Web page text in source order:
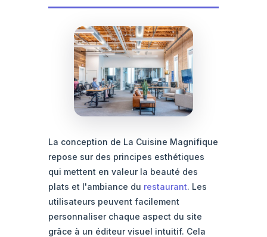
La conception de La Cuisine Magnifique
repose sur des principes esthétiques
qui mettent en valeur la beauté des
plats et l'ambiance du restaurant. Les
utilisateurs peuvent facilement
personnaliser chaque aspect du site
grâce à un éditeur visuel intuitif. Cela